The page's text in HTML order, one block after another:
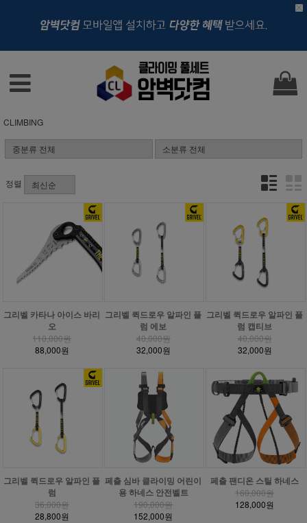
CLIMBING
정렬
그리벨 카타나 아이스 바리
오
110,000원
88,000원
그리벨 퀵드로우 알파인 플
럼 에보
40,000원
32,000원
그리벨 퀵드로우 알파인 플
럼 캡티브
40,000원
32,000원
그리벨 퀵드로우 알파인 플
럼
36,000원
28,800원
페츨 심바 클라이밍 어린이
용 하네스 안전벨트
190,000원
152,000원
페츨 팬디온 스틸 하네스
160,000원
128,000원